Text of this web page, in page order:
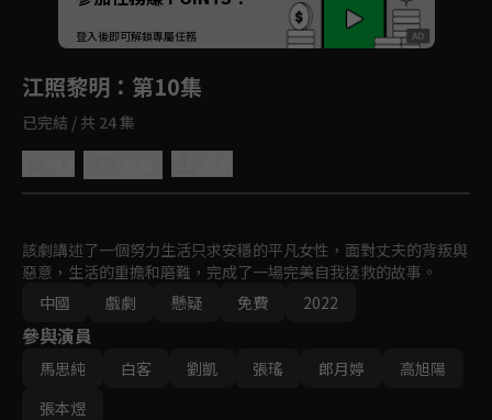
登入後即可解鎖專屬任務
江照黎明 ：第10集
已完結 / 共 24 集
該劇講述了一個努力生活只求安穩的平凡女性，面對丈夫的背叛與
惡意，生活的重擔和磨難，完成了一場完美自我拯救的故事。
中國
戲劇 懸疑 免費 2022
參與演員
馬思純 白客 劉凱 張瑤 郎月婷
高旭陽
張本煜